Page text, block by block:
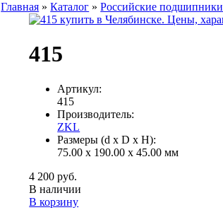
Главная »Каталог »Российские подшипники
415
Артикул:
415
Производитель:
ZKL
Размеры (d x D x H):
75.00 x 190.00 x 45.00 мм
4 200 руб.
В наличии
В корзину